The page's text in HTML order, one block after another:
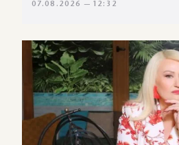
07.08.2026 — 12:32